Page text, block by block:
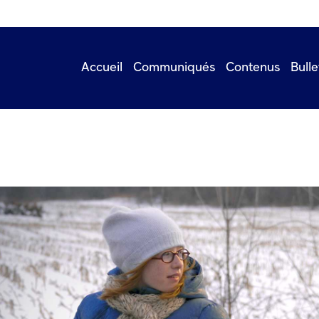
Accueil Communiqués Contenus